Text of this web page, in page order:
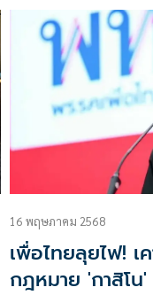
16 พฤษภาคม 2568
เพื่อไทยลุยไฟ! เ
กฎหมาย 'กาสิโน'